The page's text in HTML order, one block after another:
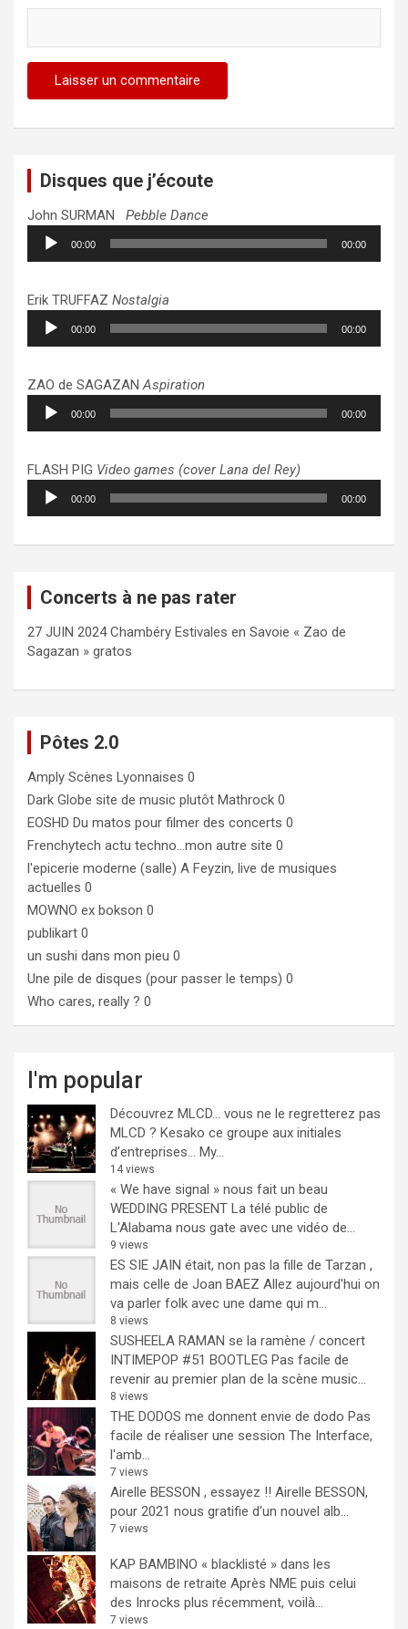
Disques que j’écoute
John SURMAN Pebble Dance
Lecteur
audio
00:00 00:00
Erik TRUFFAZ Nostalgia
Lecteur
audio
00:00 00:00
ZAO de SAGAZANAspiration
Lecteur
audio
00:00 00:00
FLASH PIG Video games (cover Lana del Rey)
Lecteur
audio
00:00 00:00
Concerts à ne pas rater
27 JUIN 2024 Chambéry Estivales en Savoie « Zao de
Sagazan » gratos
Pôtes 2.0
Amply Scènes Lyonnaises 0
Dark Globe site de music plutôt Mathrock 0
EOSHD Du matos pour filmer des concerts 0
Frenchytech actu techno…mon autre site 0
l'epicerie moderne (salle) A Feyzin, live de musiques
actuelles 0
MOWNO ex bokson 0
publikart 0
un sushi dans mon pieu 0
Une pile de disques (pour passer le temps) 0
Who cares, really ? 0
I'm popular
Découvrez MLCD… vous ne le regretterez pas
MLCD ? Kesako ce groupe aux initiales
d’entreprises… My...
14 views
« We have signal » nous fait un beau
WEDDING PRESENT La télé public de
L'Alabama nous gate avec une vidéo de...
9 views
ES SIE JAIN était, non pas la fille de Tarzan ,
mais celle de Joan BAEZ Allez aujourd'hui on
va parler folk avec une dame qui m...
8 views
SUSHEELA RAMAN se la ramène / concert
INTIMEPOP #51 BOOTLEG Pas facile de
revenir au premier plan de la scène music...
8 views
THE DODOS me donnent envie de dodo Pas
facile de réaliser une session The Interface,
l'amb...
7 views
Airelle BESSON , essayez !! Airelle BESSON,
pour 2021 nous gratifie d'un nouvel alb...
7 views
KAP BAMBINO « blacklisté » dans les
maisons de retraite Après NME puis celui
des Inrocks plus récemment, voilà...
7 views